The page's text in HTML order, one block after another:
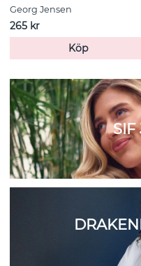
Georg Jensen
265 kr
Köp
SIF